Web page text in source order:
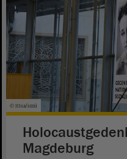
© ltlsa/smü
Magdeburg